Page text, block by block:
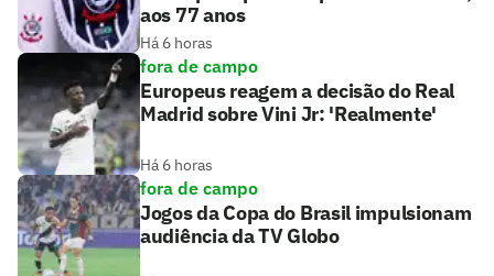
aos 77 anos
Há 6 horas
fora de campo
Europeus reagem a decisão do Real
Madrid sobre Vini Jr: 'Realmente'
Há 6 horas
fora de campo
Jogos da Copa do Brasil impulsionam
audiência da TV Globo